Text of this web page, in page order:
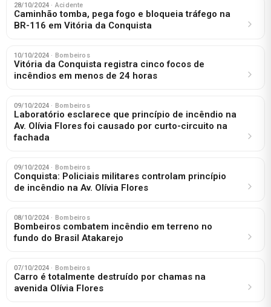
28/10/2024 · Acidente
Caminhão tomba, pega fogo e bloqueia tráfego na
BR-116 em Vitória da Conquista
10/10/2024 · Bombeiros
Vitória da Conquista registra cinco focos de
incêndios em menos de 24 horas
09/10/2024 · Bombeiros
Laboratório esclarece que princípio de incêndio na
Av. Olívia Flores foi causado por curto-circuito na
fachada
09/10/2024 · Bombeiros
Conquista: Policiais militares controlam princípio
de incêndio na Av. Olívia Flores
08/10/2024 · Bombeiros
Bombeiros combatem incêndio em terreno no
fundo do Brasil Atakarejo
07/10/2024 · Bombeiros
Carro é totalmente destruído por chamas na
avenida Olívia Flores